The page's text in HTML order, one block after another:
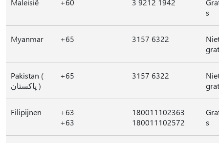
Maleisië +60 3 9212 1942
s
Myanmar +65 3157 6322
Pakistan (
پاکستان )
+65 3157 6322
Filipijnen
+63
+63
180011102363
180011102572
s